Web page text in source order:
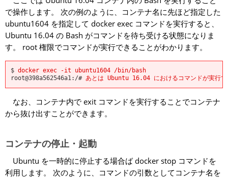
で操作します。 次の例のように、コンテナ名に先ほど指定した
ubuntu1604 を指定して docker exec コマンドを実行すると、
Ubuntu 16.04 の Bash がコマンドを待ち受ける状態になりま
す。 root 権限でコマンドが実行できることがわかります。
$ docker exec -it ubuntu1604 /bin/bash
root@398a562546a1:/# あとは Ubuntu 16.04 におけるコマンドが実行で
なお、コンテナ内で exit コマンドを実行することでコンテナ
から抜け出すことができます。
コンテナの停止・起動
Ubuntu を一時的に停止する場合ばdocker stop コマンドを
利用します。 次のように、コマンドの引数としてコンテナ名を